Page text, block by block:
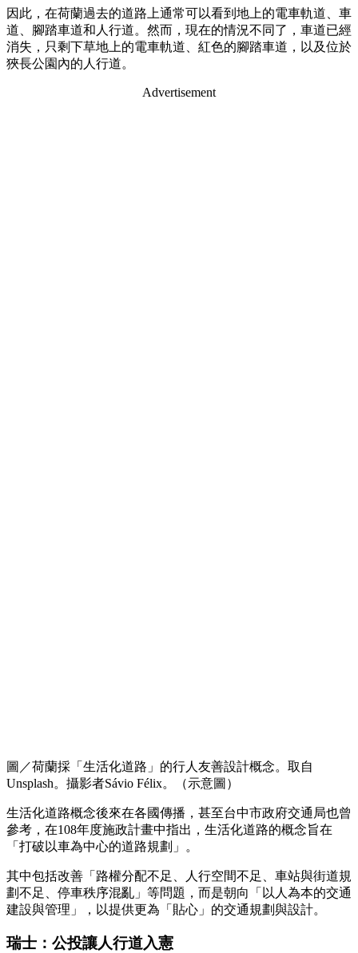
因此，在荷蘭過去的道路上通常可以看到地上的電車軌道、車
道、腳踏車道和人行道。然而，現在的情況不同了，車道已經
消失，只剩下草地上的電車軌道、紅色的腳踏車道，以及位於
狹長公園內的人行道。
Advertisement
圖／荷蘭採「生活化道路」的行人友善設計概念。取自
Unsplash。攝影者Sávio Félix。（示意圖）
生活化道路概念後來在各國傳播，甚至台中市政府交通局也曾
參考，在108年度施政計畫中指出，生活化道路的概念旨在
「打破以車為中心的道路規劃」。
其中包括改善「路權分配不足、人行空間不足、車站與街道規
劃不足、停車秩序混亂」等問題，而是朝向「以人為本的交通
建設與管理」，以提供更為「貼心」的交通規劃與設計。
瑞士：公投讓人行道入憲